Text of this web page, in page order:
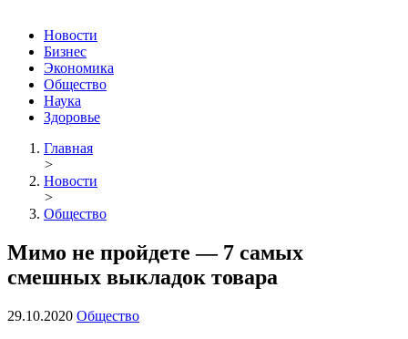
Новости
Бизнес
Экономика
Общество
Наука
Здоровье
Главная
>
Новости
>
Общество
Мимо не пройдете — 7 самых
смешных выкладок товара
29.10.2020 Общество